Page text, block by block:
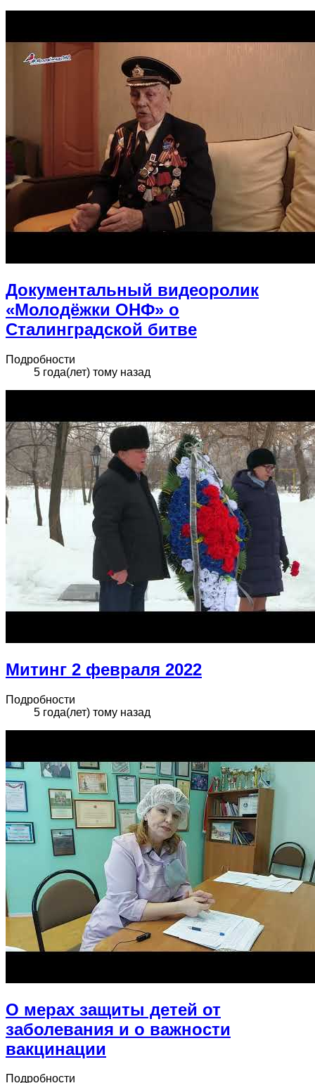
Документальный видеоролик
«Молодёжки ОНФ» о
Сталинградской битве
Подробности
5 года(лет) тому назад
Митинг 2 февраля 2022
Подробности
5 года(лет) тому назад
О мерах защиты детей от
заболевания и о важности
вакцинации
Подробности